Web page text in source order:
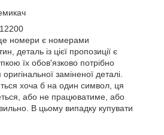
номери є номерами
деталь із цієї пропозиції є
їх обов'язково потрібно
заміненої деталі.
хоча б на один символ, ця
або не працюватиме, або
В цьому випадку купувати